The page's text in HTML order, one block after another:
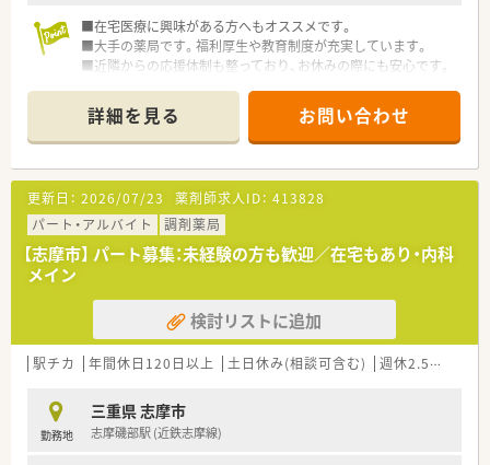
■在宅医療に興味がある方へもオススメです。
■大手の薬局です。福利厚生や教育制度が充実しています。
■近隣からの応援体制も整っており、お休みの際にも安心です。
詳細を見る お問い合わせ
更新日： 2026/07/23 薬剤師求人ID： 413828
パート・アルバイト
調剤薬局
【志摩市】 パート募集：未経験の方も歓迎／在宅もあり・内科
メイン
検討リストに追加
駅チカ 年間休日120日以上 土日休み(相談可含む) 週休2.5日以上
勤務地
三重県 志摩市
志摩磯部駅 (近鉄志摩線)